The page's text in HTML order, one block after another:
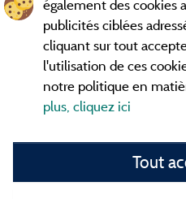
Les meilleurscampings en
nos adhérents et découvrez
Gorges de l'Ardèche, le célèbre
d'Orgnac, Le mont Gerbier de
informez vous directement ici
Faites vous votre propre idée
avec clubenfants, avec vos
également des cookies
publicités ciblées
cliquant sur tout
l'utilisation de ces
notre politique en
plus, cliquez ici
Tout